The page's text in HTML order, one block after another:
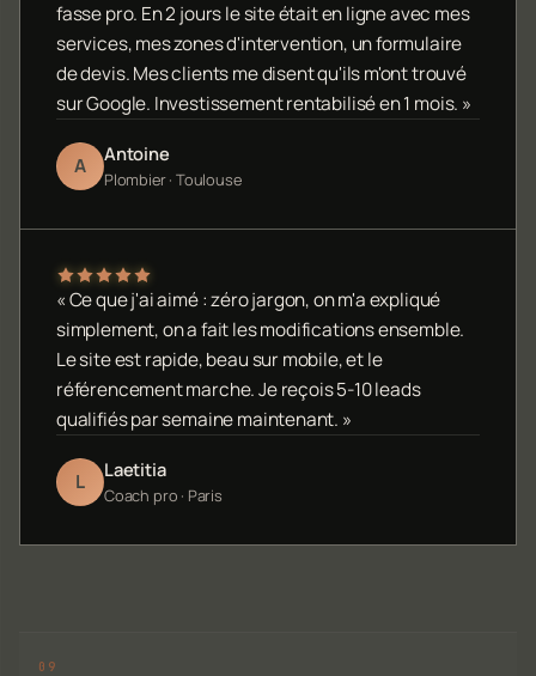
fasse pro. En 2 jours le site était en ligne avec mes
services, mes zones d'intervention, un formulaire
de devis. Mes clients me disent qu'ils m'ont trouvé
sur Google. Investissement rentabilisé en 1 mois. »
A Antoine
Plombier · Toulouse
« Ce que j'ai aimé : zéro jargon, on m'a expliqué
simplement, on a fait les modifications ensemble.
Le site est rapide, beau sur mobile, et le
référencement marche. Je reçois 5-10 leads
qualifiés par semaine maintenant. »
L Laetitia
Coach pro · Paris